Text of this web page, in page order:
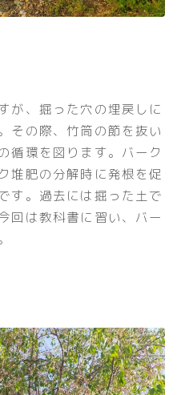
が、掘った穴の埋戻しに
その際、竹筒の節を抜い
循環を図ります。バーク
堆肥の分解時に発根を促
す。過去には掘った土で
回は教科書に習い、バー